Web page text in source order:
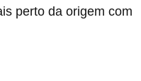
perto da origem com